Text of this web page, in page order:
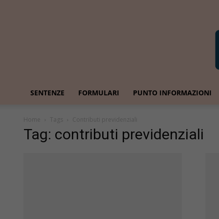
SENTENZE FORMULARI PUNTO INFORMAZIONI
Home Tags Contributi previdenziali
Tag: contributi previdenziali